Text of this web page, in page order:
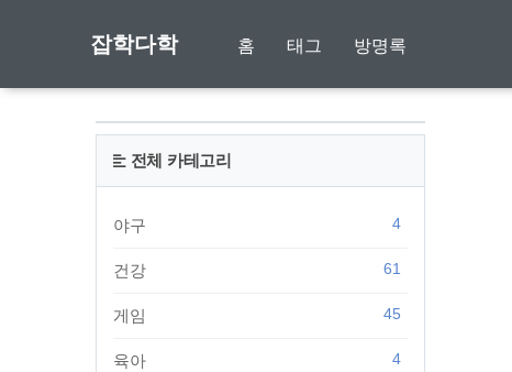
잡학다학 홈 태그 방명록
전체 카테고리
야구 4
건강 61
게임 45
육아 4